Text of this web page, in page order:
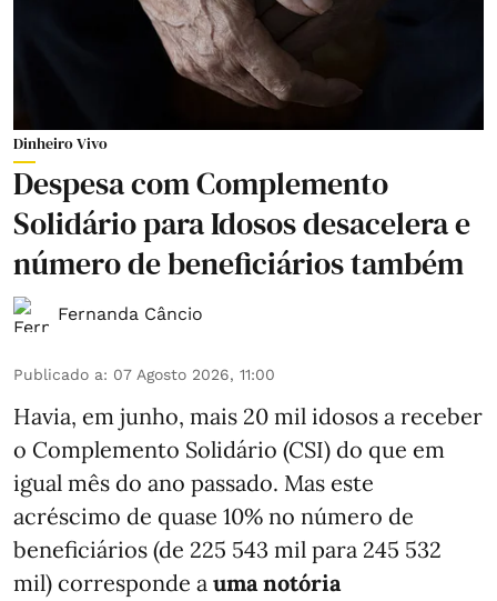
Dinheiro Vivo
Despesa com Complemento
Solidário para Idosos desacelera e
número de beneficiários também
Fernanda Câncio
Publicado a: 07 Agosto 2026, 11:00
Havia, em junho, mais 20 mil idosos a receber
o Complemento Solidário (CSI) do que em
igual mês do ano passado. Mas este
acréscimo de quase 10% no número de
beneficiários (de 225 543 mil para 245 532
mil) corresponde a uma notória